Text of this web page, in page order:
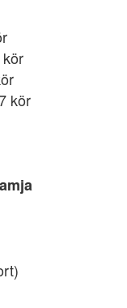
kör